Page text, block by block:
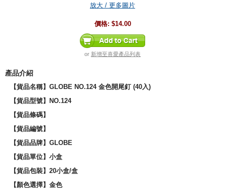
放大 / 更多圖片
價格: $14.00
or 新增至喜愛產品列表
產品介紹
【貨品名稱】GLOBE NO.124 金色開尾釘 (40入)
【貨品型號】NO.124
【貨品條碼】
【貨品編號】
【貨品品牌】 GLOBE
【貨品單位】小盒
【貨品包裝】20小盒/盒
【顏色選擇】金色